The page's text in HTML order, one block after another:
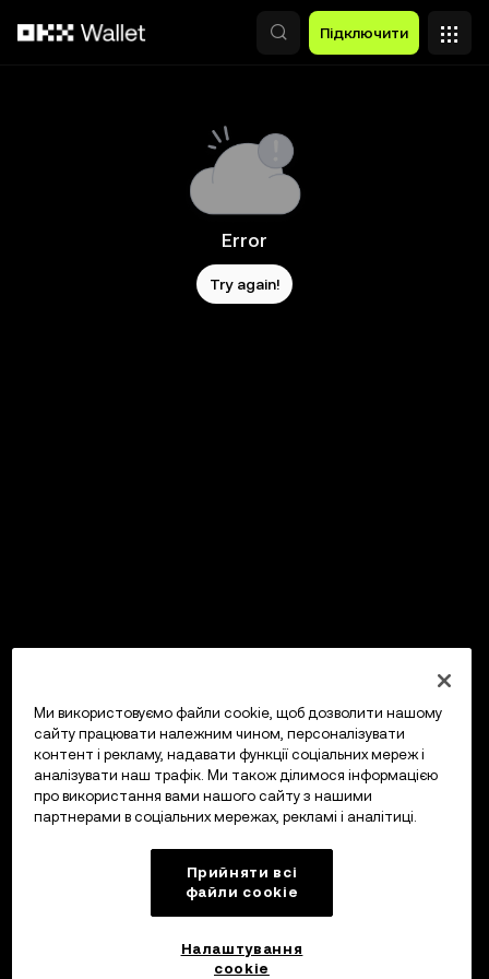
Підключити
Error
Try again!
Ми використовуємо файли cookie, щоб дозволити нашому
сайту працювати належним чином, персоналізувати
контент і рекламу, надавати функції соціальних мереж і
аналізувати наш трафік. Ми також ділимося інформацією
про використання вами нашого сайту з нашими
партнерами в соціальних мережах, рекламі і аналітиці.
Прийняти всі
файли сookie
Налаштування
cookie